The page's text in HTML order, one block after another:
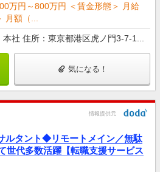
万円～800万円 ＜賃金形態＞ 月給
月額（...
本社 住所：東京都港区虎ノ門3-7-1...
気になる！
情報提供元
ルタント◆リモートメイン／無駄
世代多数活躍【転職支援サービス